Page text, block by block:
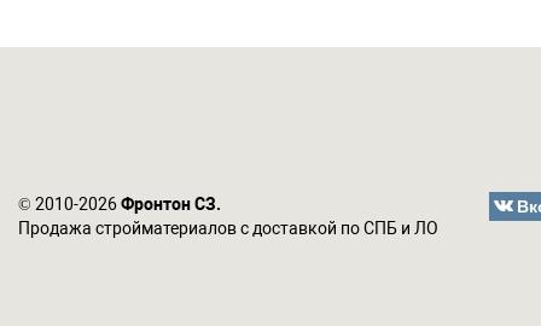
© 2010-2026Фронтон СЗ.
Продажа стройматериалов с доставкой по СПБ и ЛО